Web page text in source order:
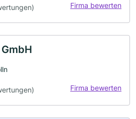
Firma bewerten
Firma bewerten